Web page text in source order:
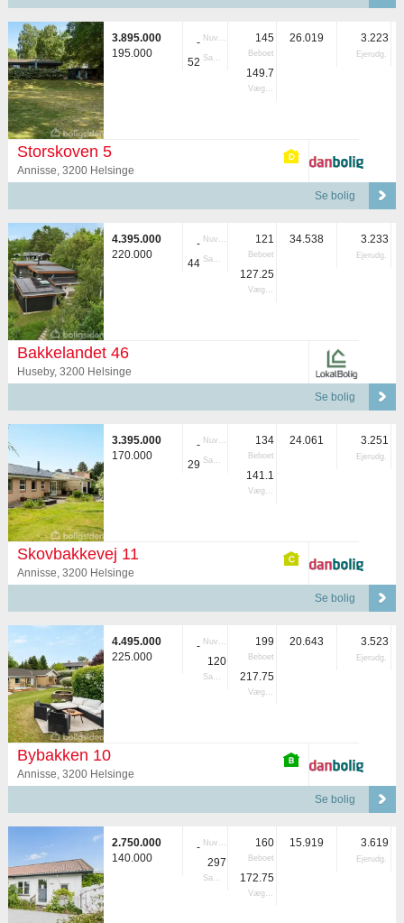
3.895.000
195.000
- Nuvær.
52 Samlet
145
Beboet
149.7
Vægtet
26.019 3.223
Ejerudg.
Storskoven 5
Annisse, 3200 Helsinge
Se bolig
4.395.000
220.000
- Nuvær.
44 Samlet
121
Beboet
127.25
Vægtet
34.538 3.233
Ejerudg.
Bakkelandet 46
Huseby, 3200 Helsinge
Se bolig
3.395.000
170.000
- Nuvær.
29 Samlet
134
Beboet
141.1
Vægtet
24.061 3.251
Ejerudg.
Skovbakkevej 11
Annisse, 3200 Helsinge
Se bolig
4.495.000
225.000
- Nuvær.
120
Samlet
199
Beboet
217.75
Vægtet
20.643 3.523
Ejerudg.
Bybakken 10
Annisse, 3200 Helsinge
Se bolig
2.750.000
140.000
- Nuvær.
297
Samlet
160
Beboet
172.75
Vægtet
15.919 3.619
Ejerudg.